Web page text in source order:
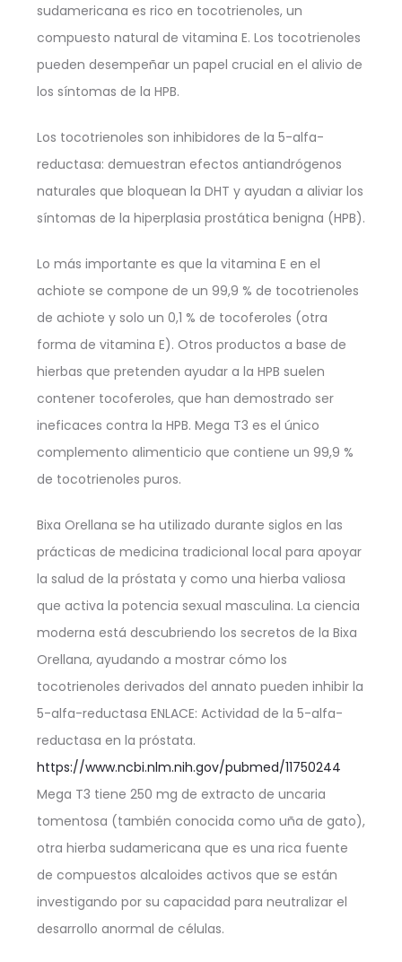
sudamericana es rico en tocotrienoles, un
compuesto natural de vitamina E. Los tocotrienoles
pueden desempeñar un papel crucial en el alivio de
los síntomas de la HPB.
Los tocotrienoles son inhibidores de la 5-alfa-
reductasa: demuestran efectos antiandrógenos
naturales que bloquean la DHT y ayudan a aliviar los
síntomas de la hiperplasia prostática benigna (HPB).
Lo más importante es que la vitamina E en el
achiote se compone de un 99,9 % de tocotrienoles
de achiote y solo un 0,1 % de tocoferoles (otra
forma de vitamina E). Otros productos a base de
hierbas que pretenden ayudar a la HPB suelen
contener tocoferoles, que han demostrado ser
ineficaces contra la HPB. Mega T3 es el único
complemento alimenticio que contiene un 99,9 %
de tocotrienoles puros.
Bixa Orellana se ha utilizado durante siglos en las
prácticas de medicina tradicional local para apoyar
la salud de la próstata y como una hierba valiosa
que activa la potencia sexual masculina. La ciencia
moderna está descubriendo los secretos de la Bixa
Orellana, ayudando a mostrar cómo los
tocotrienoles derivados del annato pueden inhibir la
5-alfa-reductasa ENLACE: Actividad de la 5-alfa-
reductasa en la próstata.
https://www.ncbi.nlm.nih.gov/pubmed/11750244
Mega T3 tiene 250 mg de extracto de uncaria
tomentosa (también conocida como uña de gato),
otra hierba sudamericana que es una rica fuente
de compuestos alcaloides activos que se están
investigando por su capacidad para neutralizar el
desarrollo anormal de células.